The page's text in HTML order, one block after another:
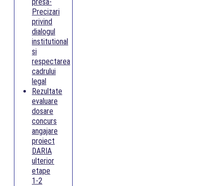
Precizari
privind
dialogul
institutional
si
respectarea
cadrului
legal
Rezultate
evaluare
dosare
concurs
angajare
proiect
DARIA
ulterior
etape
1-2